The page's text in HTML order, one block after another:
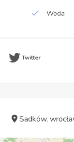
Woda
Twitter
Sadków,